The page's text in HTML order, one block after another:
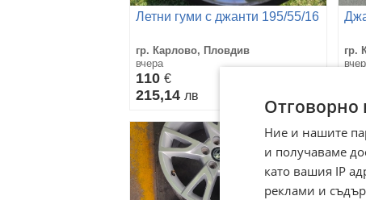
Летни гуми с джанти 195/55/16
гр. Карлово, Пловдив
вчера
110 €
215,14 лв
гр.
Отговорно
Ние и нашите
и получаваме
като вашия IP
реклами и